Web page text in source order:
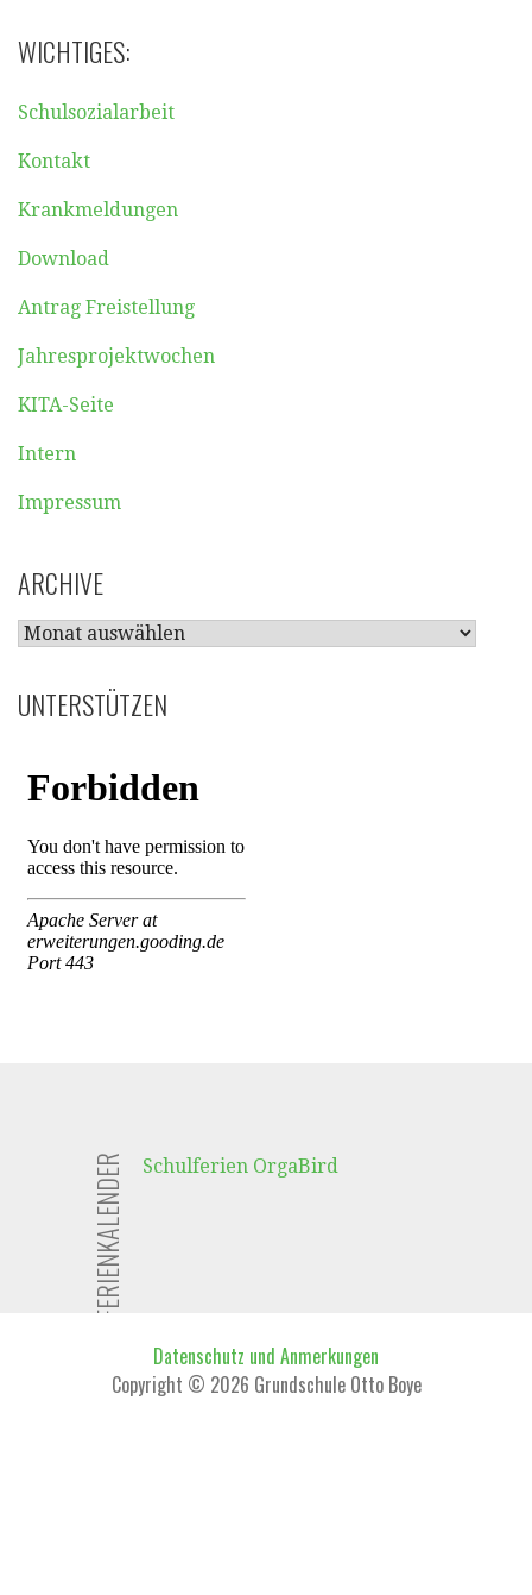
WICHTIGES:
Schulsozialarbeit
Kontakt
Krankmeldungen
Download
Antrag Freistellung
Jahresprojektwochen
KITA-Seite
Intern
Impressum
ARCHIVE
ARCHIVE
UNTERSTÜTZEN
FERIENKALENDER Schulferien OrgaBird
Datenschutz und Anmerkungen
Copyright © 2026 Grundschule Otto Boye